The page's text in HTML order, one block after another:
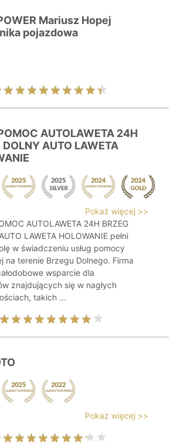
Mariusz Hopej
pojazdowa
AUTOLAWETA 24H
DOLNY AUTO LAWETA
Pokaż więcej >>
AUTOLAWETA 24H BRZEG
LAWETA HOLOWANIE pełni
w świadczeniu usług pomocy
na terenie Brzegu Dolnego. Firma
wsparcie dla
znajdujących się w nagłych
takich ...
Pokaż więcej >>